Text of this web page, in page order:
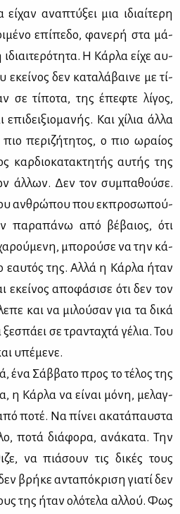
ανα­πτύ­ξει μια ιδιαί­τε­ρη
επί­πε­δο, φα­νε­ρή στα μά­
Η Κάρ­λα εί­χε αυ­
δεν κα­τα­λά­βαι­νε με τί­
σε τί­πο­τα, της έπε­φτε λί­γος,
Και χί­λια άλ­λα
πε­ρι­ζή­τη­τος, ο πιο ωραί­ος
καρ­διο­κα­τα­κτη­τής αυ­τής της
άλ­λων. Δεν τον συ­μπα­θού­σε.
του αν­θρώ­που που εκ­προ­σω­πού­
πα­ρα­πά­νω από βέ­βαιος, ότι
μπο­ρού­σε να την κά­
ο εαυ­τός της. Αλ­λά η Κάρ­λα ήταν
απο­φά­σι­σε ότι δεν τον
και να μι­λού­σαν για τα δι­κά
σε τρα­ντα­χτά γέ­λια. Του
υπέ­με­νε.
ένα Σάβ­βα­το προς το τέ­λος της
η Κάρ­λα να εί­ναι μό­νη, με­λαγ­
πο­τέ. Να πί­νει ακα­τά­παυ­στα
πο­τά διά­φο­ρα, ανά­κα­τα. Την
να πιά­σουν τις δι­κές τους
βρή­κε αντα­πό­κρι­ση για­τί δεν
της ήταν ολό­τε­λα αλ­λού. Φως